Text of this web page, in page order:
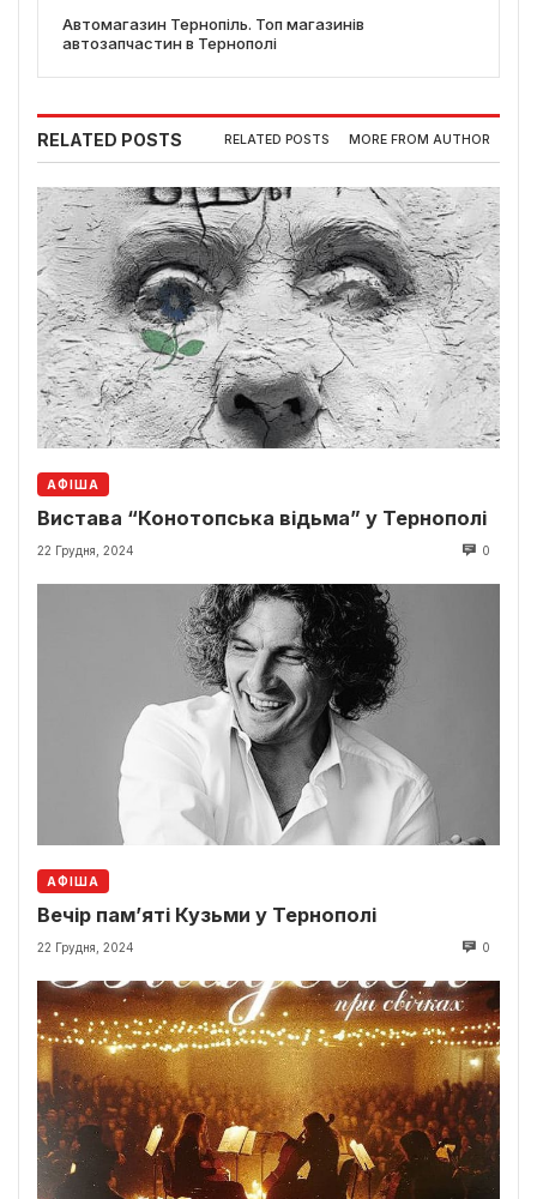
Автомагазин Тернопіль. Топ магазинів
автозапчастин в Тернополі
RELATED POSTS RELATED POSTS MORE FROM AUTHOR
АФІША
Вистава “Конотопська відьма” у Тернополі
22 Грудня, 2024 0
АФІША
Вечір пам’яті Кузьми у Тернополі
22 Грудня, 2024 0